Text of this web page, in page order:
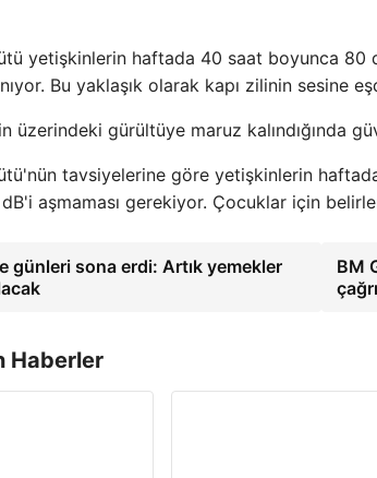
yetişkinlerin haftada 40 saat boyunca
Bu yaklaşık olarak kapı zilinin sesine
üzerindeki gürültüye maruz kalındığında
tavsiyelerine göre yetişkinlerin
aşmaması gerekiyor. Çocuklar için
günleri sona erdi: Artık yemekler
BM
Haberler